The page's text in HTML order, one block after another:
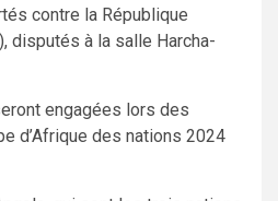
contre la République
disputés à la salle Harcha-
engagées lors des
d’Afrique des nations 2024